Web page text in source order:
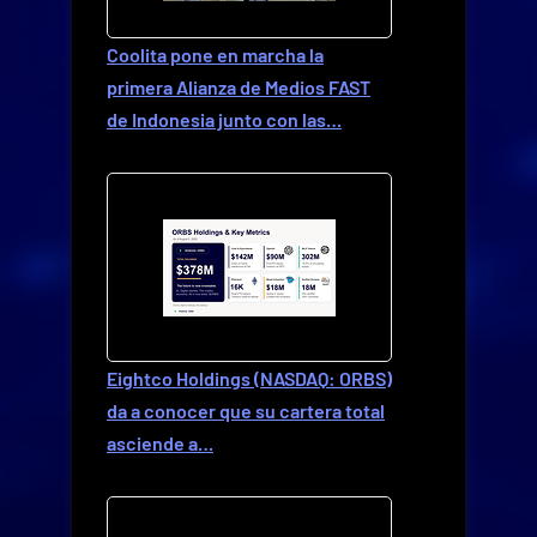
Coolita pone en marcha la
primera Alianza de Medios FAST
de Indonesia junto con las…
Eightco Holdings (NASDAQ: ORBS)
da a conocer que su cartera total
asciende a…